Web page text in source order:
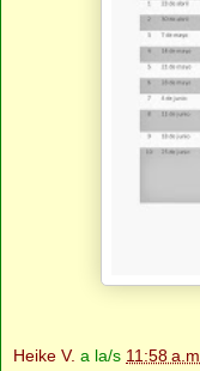
Heike V. a la/s 11:58 a.m.